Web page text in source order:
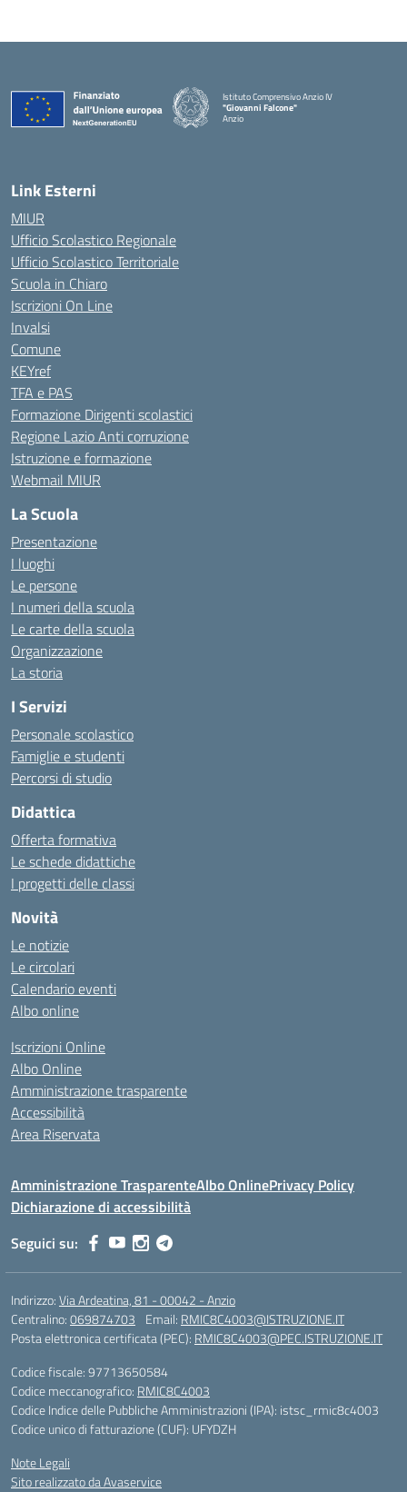
Istituto Comprensivo Anzio IV
"Giovanni Falcone"
Anzio
Link Esterni
MIUR
Ufficio Scolastico Regionale
Ufficio Scolastico Territoriale
Scuola in Chiaro
Iscrizioni On Line
Invalsi
Comune
KEYref
TFA e PAS
Formazione Dirigenti scolastici
Regione Lazio Anti corruzione
Istruzione e formazione
Webmail MIUR
La Scuola
Presentazione
I luoghi
Le persone
I numeri della scuola
Le carte della scuola
Organizzazione
La storia
I Servizi
Personale scolastico
Famiglie e studenti
Percorsi di studio
Didattica
Offerta formativa
Le schede didattiche
I progetti delle classi
Novità
Le notizie
Le circolari
Calendario eventi
Albo online
Iscrizioni Online
Albo Online
Amministrazione trasparente
Accessibilità
Area Riservata
Amministrazione TrasparenteAlbo OnlinePrivacy Policy
Dichiarazione di accessibilità
Seguici su:
Indirizzo:Via Ardeatina, 81 - 00042 - Anzio
Centralino:069874703 Email: RMIC8C4003@ISTRUZIONE.IT
Posta elettronica certificata (PEC): RMIC8C4003@PEC.ISTRUZIONE.IT
Codice fiscale: 97713650584
Codice meccanografico: RMIC8C4003
Codice Indice delle Pubbliche Amministrazioni (IPA): istsc_rmic8c4003
Codice unico di fatturazione (CUF): UFYDZH
Note Legali
Sito realizzato da Avaservice